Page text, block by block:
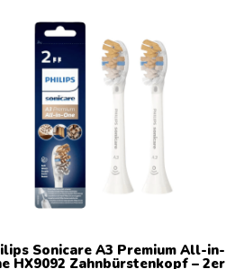
Sonicare A3 Premium All-in-
HX9092 Zahnbürstenkopf – 2er